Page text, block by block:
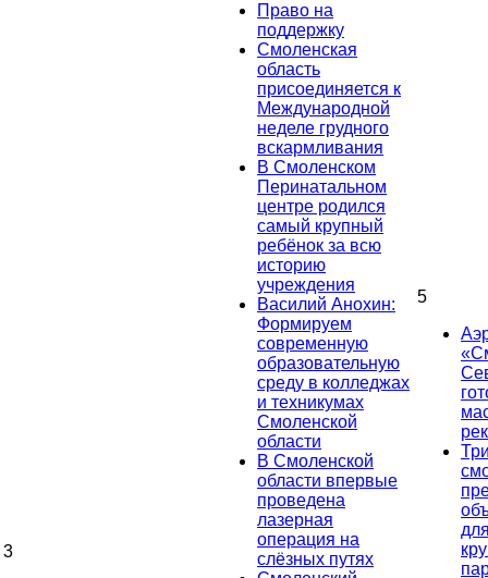
3
Право на
поддержку
Смоленская
область
присоединяется к
Международной
неделе грудного
вскармливания
В Смоленском
Перинатальном
центре родился
самый крупный
ребёнок за всю
историю
учреждения
Василий Анохин:
Формируем
современную
образовательную
среду в колледжах
и техникумах
Смоленской
области
В Смоленской
области впервые
проведена
лазерная
операция на
слёзных путях
5